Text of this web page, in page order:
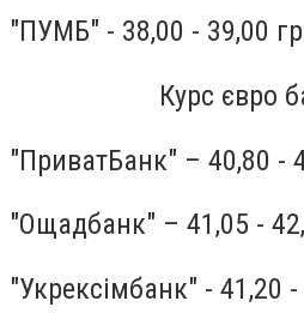
"ПУМБ" - 38,00 - 39,00
Курс євро
"ПриватБанк" – 40,80 -
"Ощадбанк" – 41,05 -
"Укрексімбанк" - 41,20